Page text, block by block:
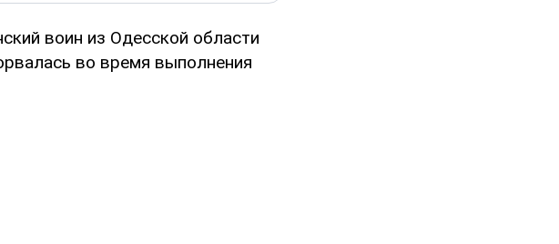
воин из Одесской области
во время выполнения